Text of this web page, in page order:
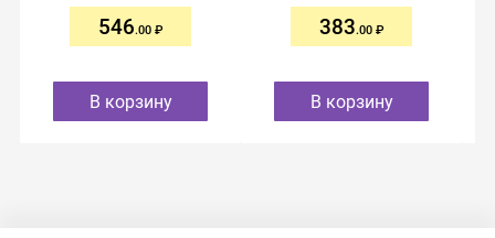
3мг+1мг №16 лимон
546.00
В корзину
№16 мед лимон
383.00
В корзину